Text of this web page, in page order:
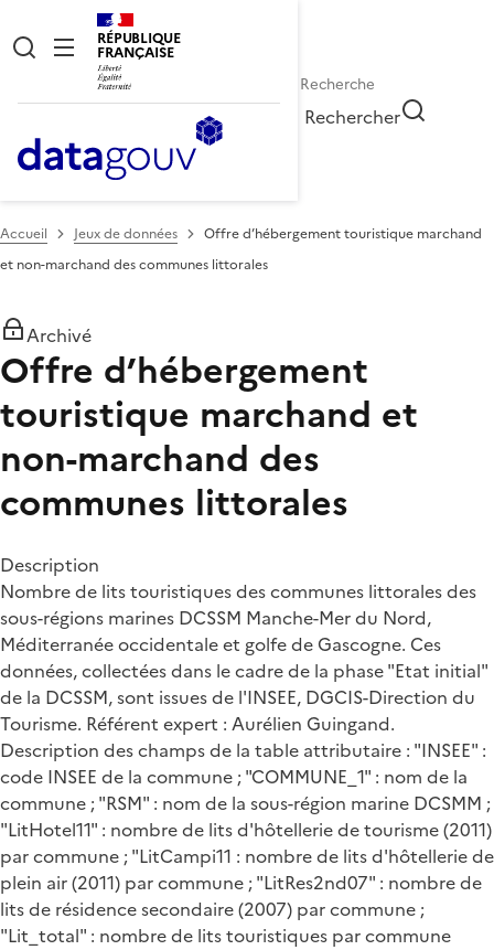
RÉPUBLIQUE
FRANÇAISE
Rechercher
Accueil Jeux de données
Offre d’hébergement touristique marchand
et non-marchand des communes littorales
Archivé
Offre d’hébergement
touristique marchand et
non-marchand des
communes littorales
Description
Nombre de lits touristiques des communes littorales des
sous-régions marines DCSSM Manche-Mer du Nord,
Méditerranée occidentale et golfe de Gascogne. Ces
données, collectées dans le cadre de la phase "Etat initial"
de la DCSSM, sont issues de l'INSEE, DGCIS-Direction du
Tourisme. Référent expert : Aurélien Guingand.
Description des champs de la table attributaire : "INSEE" :
code INSEE de la commune ; "COMMUNE_1" : nom de la
commune ; "RSM" : nom de la sous-région marine DCSMM ;
"LitHotel11" : nombre de lits d'hôtellerie de tourisme (2011)
par commune ; "LitCampi11 : nombre de lits d'hôtellerie de
plein air (2011) par commune ; "LitRes2nd07" : nombre de
lits de résidence secondaire (2007) par commune ;
"Lit_total" : nombre de lits touristiques par commune